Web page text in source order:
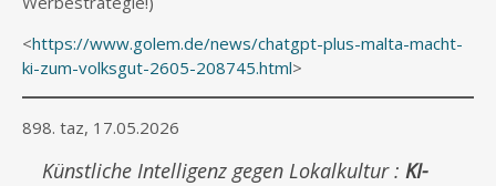
<https://www.golem.de/news/chatgpt-plus-malta-macht-
ki-zum-volksgut-2605-208745.html>
898. taz, 17.05.2026
Künstliche Intelligenz gegen Lokalkultur : KI-